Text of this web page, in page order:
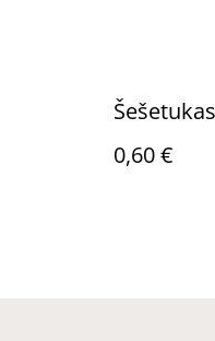
0,60 €